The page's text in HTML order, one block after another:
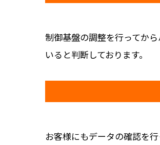
制御基盤の調整を行ってか
いると判断しております。
お客様にもデータの確認を